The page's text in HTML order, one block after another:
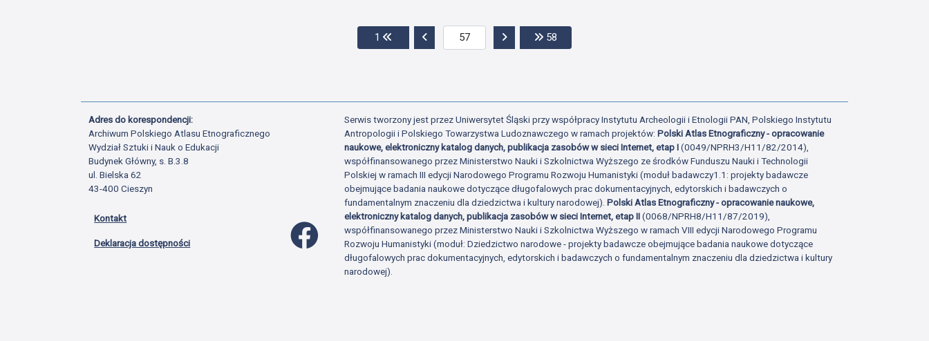
1 Przejdź do pierwszej strony
Przejdź do poprzedniej stronyPrzejdź do następnej strony
58
Adres do korespondencji:
Archiwum Polskiego Atlasu Etnograficznego
Wydział Sztuki i Nauk o Edukacji
Budynek Główny, s. B.3.8
ul. Bielska 62
43-400 Cieszyn
Kontakt
Deklaracja dostępności
Profil Facebook
Serwis tworzony jest przez Uniwersytet Śląski przy współpracy Instytutu Archeologii i Etnologii PAN, Polskiego Instytutu
Antropologii i Polskiego Towarzystwa Ludoznawczego w ramach projektów:Polski Atlas Etnograficzny - opracowanie
naukowe, elektroniczny katalog danych, publikacja zasobów w sieci Internet, etap I(0049/NPRH3/H11/82/2014),
współfinansowanego przez Ministerstwo Nauki i Szkolnictwa Wyższego ze środków Funduszu Nauki i Technologii
Polskiej w ramach III edycji Narodowego Programu Rozwoju Humanistyki (moduł badawczy1.1: projekty badawcze
obejmujące badania naukowe dotyczące długofalowych prac dokumentacyjnych, edytorskich i badawczych o
fundamentalnym znaczeniu dla dziedzictwa i kultury narodowej).Polski Atlas Etnograficzny - opracowanie naukowe,
elektroniczny katalog danych, publikacja zasobów w sieci Internet, etap II(0068/NPRH8/H11/87/2019),
współfinansowanego przez Ministerstwo Nauki i Szkolnictwa Wyższego w ramach VIII edycji Narodowego Programu
Rozwoju Humanistyki (moduł: Dziedzictwo narodowe - projekty badawcze obejmujące badania naukowe dotyczące
długofalowych prac dokumentacyjnych, edytorskich i badawczych o fundamentalnym znaczeniu dla dziedzictwa i kultury
narodowej).